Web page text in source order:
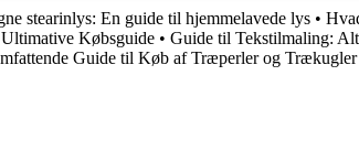
stearinlys: En guide til hjemmelavede lys •
Købsguide • Guide til Tekstilmaling:
Guide til Køb af Træperler og Trækugler